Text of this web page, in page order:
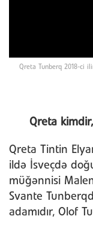
Qreta Tunberq 2018-ci
Qreta
Qreta Tintin
ildə İsveçdə
müğənnisi
Svante
adamıdır, Olof